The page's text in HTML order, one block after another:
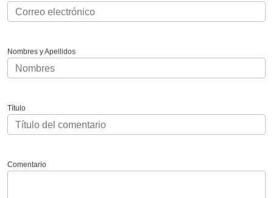
Nombres y Apellidos
Título
Comentario